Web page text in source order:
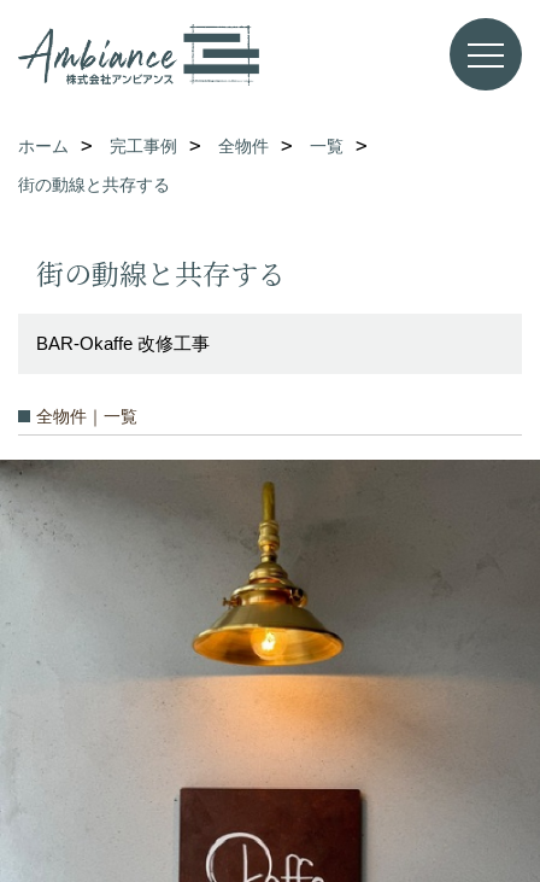
ホーム 完工事例 全物件
一覧
街の動線と共存する
街の動線と共存する
BAR-Okaffe 改修工事
全物件｜一覧